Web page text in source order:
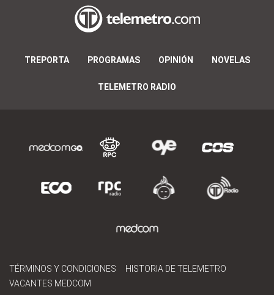
TREPORTA PROGRAMAS OPINIÓN NOVELAS
TELEMETRO RADIO
TÉRMINOS Y CONDICIONES
HISTORIA DE TELEMETRO
VACANTES MEDCOM